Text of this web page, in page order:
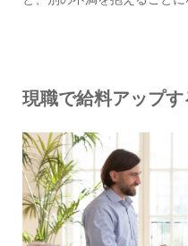
現職で給料アップす